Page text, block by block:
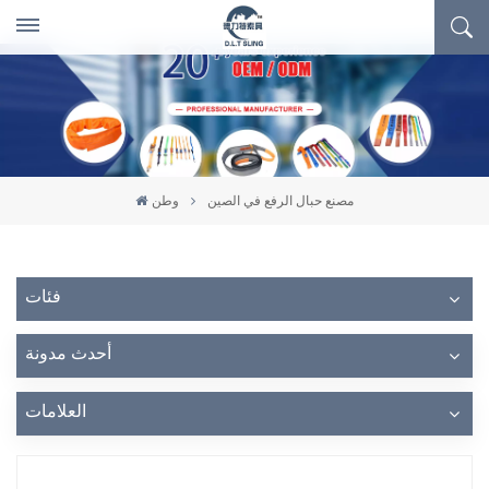
وطن مصنع حبال الرفع في الصين
فئات
أحدث مدونة
العلامات